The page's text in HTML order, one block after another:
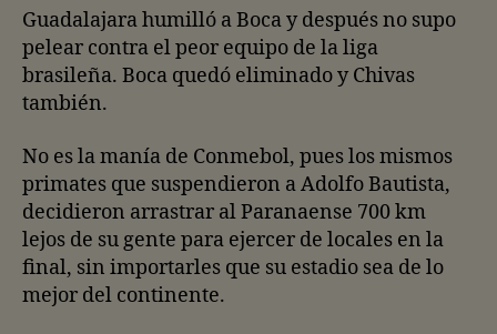
Guadalajara humilló a Boca y después no supo
pelear contra el peor equipo de la liga
brasileña. Boca quedó eliminado y Chivas
también.
No es la manía de Conmebol, pues los mismos
primates que suspendieron a Adolfo Bautista,
decidieron arrastrar al Paranaense 700 km
lejos de su gente para ejercer de locales en la
final, sin importarles que su estadio sea de lo
mejor del continente.